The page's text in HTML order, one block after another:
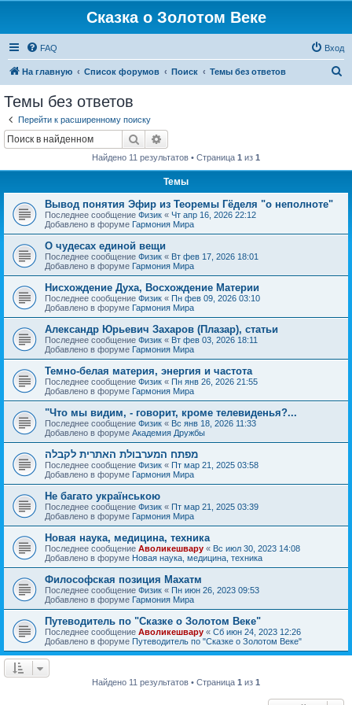
Сказка о Золотом Веке
FAQ Вход
На главную Список форумов Поиск Темы без ответов
Темы без ответов
Перейти к расширенному поиску
Поиск
Найдено 11 результатов • Страница 1 из 1
Темы
Вывод понятия Эфир из Теоремы Гёделя "о неполноте"
Последнее сообщение Физик « Чт апр 16, 2026 22:12
Добавлено в форуме Гармония Мира
О чудесах единой вещи
Последнее сообщение Физик « Вт фев 17, 2026 18:01
Добавлено в форуме Гармония Мира
Нисхождение Духа, Восхождение Материи
Последнее сообщение Физик « Пн фев 09, 2026 03:10
Добавлено в форуме Гармония Мира
Александр Юрьевич Захаров (Плазар), статьи
Последнее сообщение Физик « Вт фев 03, 2026 18:11
Добавлено в форуме Гармония Мира
Темно-белая материя, энергия и частота
Последнее сообщение Физик « Пн янв 26, 2026 21:55
Добавлено в форуме Гармония Мира
"Что мы видим, - говорит, кроме телевиденья?...
Последнее сообщение Физик « Вс янв 18, 2026 11:33
Добавлено в форуме Академия Дружбы
מפתח המערבולת האתרית לקבלה
Последнее сообщение Физик « Пт мар 21, 2025 03:58
Добавлено в форуме Гармония Мира
Не багато українською
Последнее сообщение Физик « Пт мар 21, 2025 03:39
Добавлено в форуме Гармония Мира
Новая наука, медицина, техника
Последнее сообщение Аволикешвару « Вс июл 30, 2023 14:08
Добавлено в форуме Новая наука, медицина, техника
Философская позиция Махатм
Последнее сообщение Физик « Пн июн 26, 2023 09:53
Добавлено в форуме Гармония Мира
Путеводитель по "Сказке о Золотом Веке"
Последнее сообщение Аволикешвару « Сб июн 24, 2023 12:26
Добавлено в форуме Путеводитель по "Сказке о Золотом Веке"
Найдено 11 результатов • Страница 1 из 1